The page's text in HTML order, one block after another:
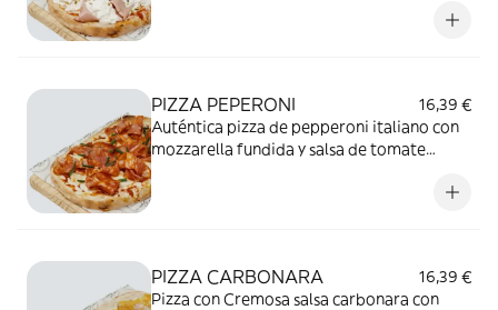
PIZZA PEPERONI
16,39 €
Auténtica pizza de pepperoni italiano con
mozzarella fundida y salsa de tomate
PIZZA CARBONARA
16,39 €
Pizza con Cremosa salsa carbonara con